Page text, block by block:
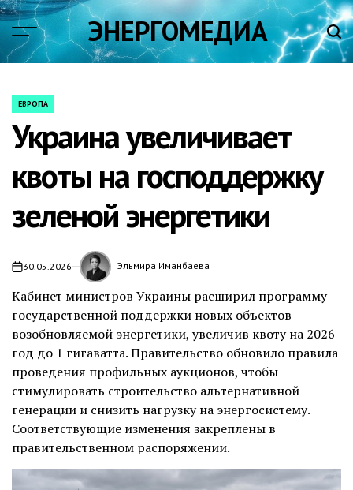
Skip
content
ЭНЕРГОМЕДИА
POSTED
ЕВРОПА
Украина увеличивает
квоты на господдержку
зеленой энергетики
on30.05.2026 Эльмира Иманбаева
Кабинет министров Украины расширил программу
государственной поддержки новых объектов
возобновляемой энергетики, увеличив квоту на 2026
год до 1 гигаватта. Правительство обновило правила
проведения профильных аукционов, чтобы
стимулировать строительство альтернативной
генерации и снизить нагрузку на энергосистему.
Соответствующие изменения закреплены в
правительственном распоряжении.